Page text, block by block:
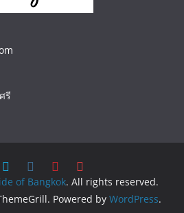
รี
of Bangkok. All rights reserved.
Powered by WordPress.